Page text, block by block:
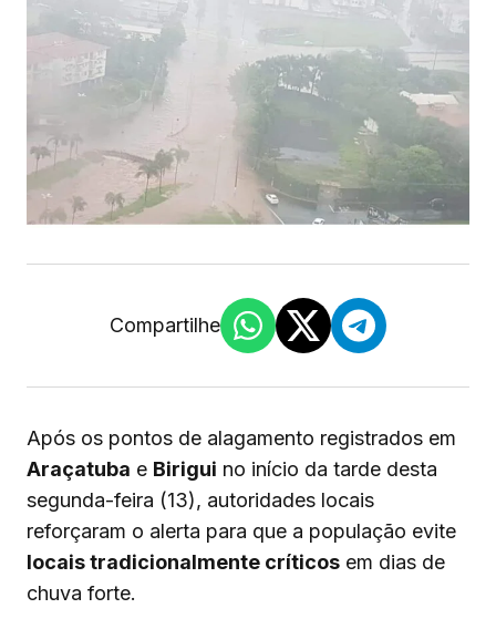
Compartilhe
Após os pontos de alagamento registrados em
Araçatuba e Birigui no início da tarde desta
segunda-feira (13), autoridades locais
reforçaram o alerta para que a população evite
locais tradicionalmente críticos em dias de
chuva forte.